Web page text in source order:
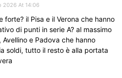
2026 At 14:06
forte? il Pisa e il Verona che hanno
di punti in serie A? al massimo
e Padova che hanno
soldi, tutto il resto è alla portata